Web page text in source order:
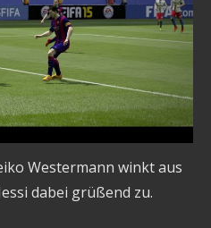
Westermann winkt aus
dabei grüßend zu.